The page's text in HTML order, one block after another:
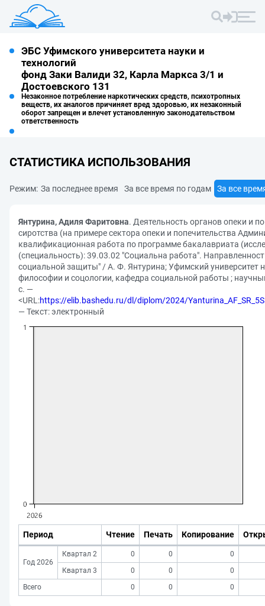
ЭБС Уфимского университета науки и
технологий
фонд Заки Валиди 32, Карла Маркса 3/1 и
Достоевского 131
Незаконное потребление наркотических средств, психотропных
веществ, их аналогов причиняет вред здоровью, их незаконный
оборот запрещен и влечет установленную законодательством
ответственность
СТАТИСТИКА ИСПОЛЬЗОВАНИЯ
Режим: За последнее время За все время по годам За все
Янтурина, Адиля Фаритовна. Деятельность органов опеки и
сиротства (на примере сектора опеки и попечительства
квалификационная работа по программе бакалавриата
(специальность): 39.03.02 "Социальна работа".
социальной защиты" / А. Ф. Янтурина; Уфимский университет
философии и соцологии, кафедра социальной работы ;
с. —
<URL:https://elib.bashedu.ru/dl/diplom/2024/
— Текст: электронный
Период Чтение Печать Копирование
Год 2026
Квартал 2 0 0
0
Квартал 3
0 0
0
Всего
0 0 0